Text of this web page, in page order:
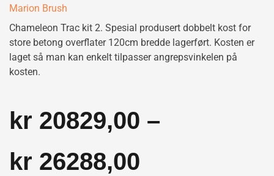
Marion Brush
Chameleon Trac kit 2. Spesial produsert dobbelt kost for
store betong overflater 120cm bredde lagerført. Kosten er
laget så man kan enkelt tilpasser angrepsvinkelen på
kosten.
kr 20829,00 –
kr 26288,00